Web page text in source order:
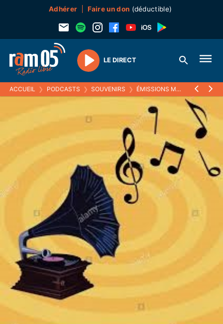
Adhérer Faire un don (déductible)
Play
LE DIRECT
ACCUEIL ❯ PODCASTS ❯ SOUVENIRS ❯ ÉMISSIONS MUSICALES (SOUVENIRS)